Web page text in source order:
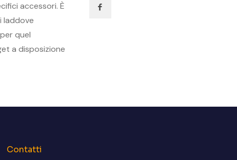
accessori. È
laddove
quel
a disposizione
Contatti